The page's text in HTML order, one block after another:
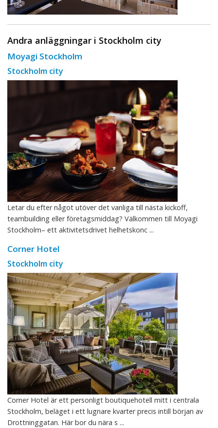
Andra anläggningar i Stockholm city
Moyagi Stockholm
Stockholm city
Letar du efter något utöver det vanliga till nästa kickoff,
teambuilding eller företagsmiddag? Välkommen till Moyagi
Stockholm– ett aktivitetsdrivet helhetskonc ...
Corner Hotel
Stockholm city
Corner Hotel är ett personligt boutiquehotell mitt i centrala
Stockholm, beläget i ett lugnare kvarter precis intill början av
Drottninggatan. Här bor du nära s ...